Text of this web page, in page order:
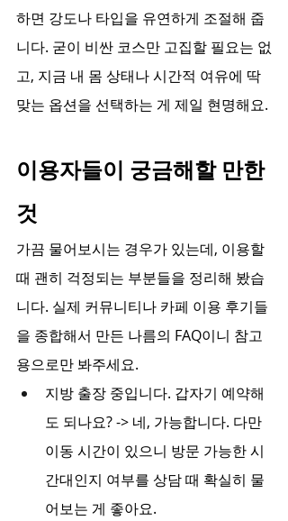
하면 강도나 타입을 유연하게 조절해 줍
니다. 굳이 비싼 코스만 고집할 필요는 없
고, 지금 내 몸 상태나 시간적 여유에 딱
맞는 옵션을 선택하는 게 제일 현명해요.
이용자들이 궁금해할 만한
것
가끔 물어보시는 경우가 있는데, 이용할
때 괜히 걱정되는 부분들을 정리해 봤습
니다. 실제 커뮤니티나 카페 이용 후기들
을 종합해서 만든 나름의 FAQ이니 참고
용으로만 봐주세요.
지방 출장 중입니다. 갑자기 예약해
도 되나요? -> 네, 가능합니다. 다만
이동 시간이 있으니 방문 가능한 시
간대인지 여부를 상담 때 확실히 물
어보는 게 좋아요.